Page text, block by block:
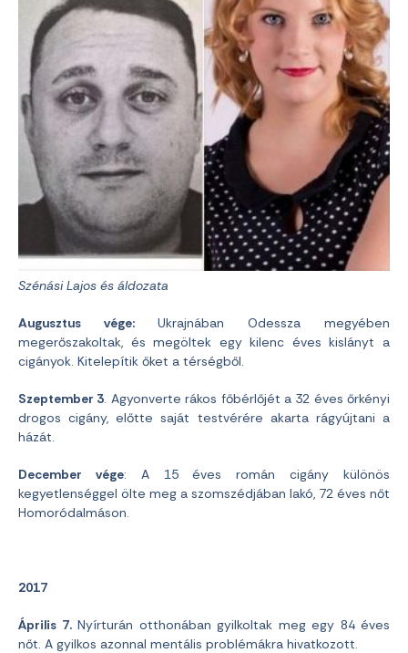
Szénási Lajos és áldozata
Augusztus vége: Ukrajnában Odessza megyében
megerőszakoltak, és megöltek egy kilenc éves kislányt a
cigányok. Kitelepítik őket a térségből.
Szeptember 3. Agyonverte rákos főbérlőjét a 32 éves őrkényi
drogos cigány, előtte saját testvérére akarta rágyújtani a
házát.
December vége: A 15 éves román cigány különös
kegyetlenséggel ölte meg a szomszédjában lakó, 72 éves nőt
Homoródalmáson.
2017
Április 7.Nyírturán otthonában gyilkoltak meg egy 84 éves
nőt. A gyilkos azonnal mentális problémákra hivatkozott.